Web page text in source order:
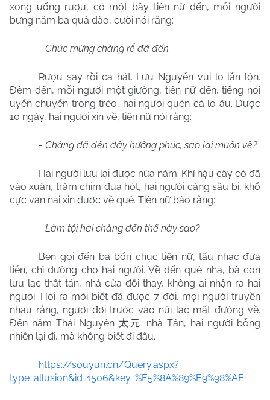
xong uống rượu, có một bầy tiên nữ đến, mỗi người
bưng năm ba quả đào, cười nói rằng:
- Chúc mừng chàng rể đã đến.
Rượu say rồi ca hát. Lưu Nguyễn vui lo lẫn lộn.
Đêm đến, mỗi người một giường, tiên nữ đến, tiếng nói
uyển chuyển trong trẻo, hai người quên cả lo âu. Được
10 ngày, hai người xin về, tiên nữ nói rằng:
- Chàng đã đến đây hưởng phúc, sao lại muốn về?
Hai người lưu lại được nửa năm. Khí hậu cây cỏ đã
vào xuân, trăm chim đua hót, hai người càng sầu bi, khổ
cực van nài xin được về quê. Tiên nữ bảo rằng:
- Làm tội hai chàng đến thế này sao?
Bèn gọi đến ba bốn chục tiên nữ, tấu nhạc đưa
tiễn, chỉ đường cho hai người. Về đến quê nhà, bà con
lưu lạc thất tán, nhả cửa đổi thay, không ai nhận ra hai
người. Hỏi ra mới biết đã được 7 đời, mọi người truyền
nhau rằng, người đời trước vào núi lạc mất đường về.
Đến năm Thái Nguyên 太元
nhà Tấn, hai người bỗng
nhiên lại đi, mà không biết đi đâu.
https://souyun.cn/Query.aspx?
type=allusion&id=1506&key=%E5%8A%89%E9%98%AE